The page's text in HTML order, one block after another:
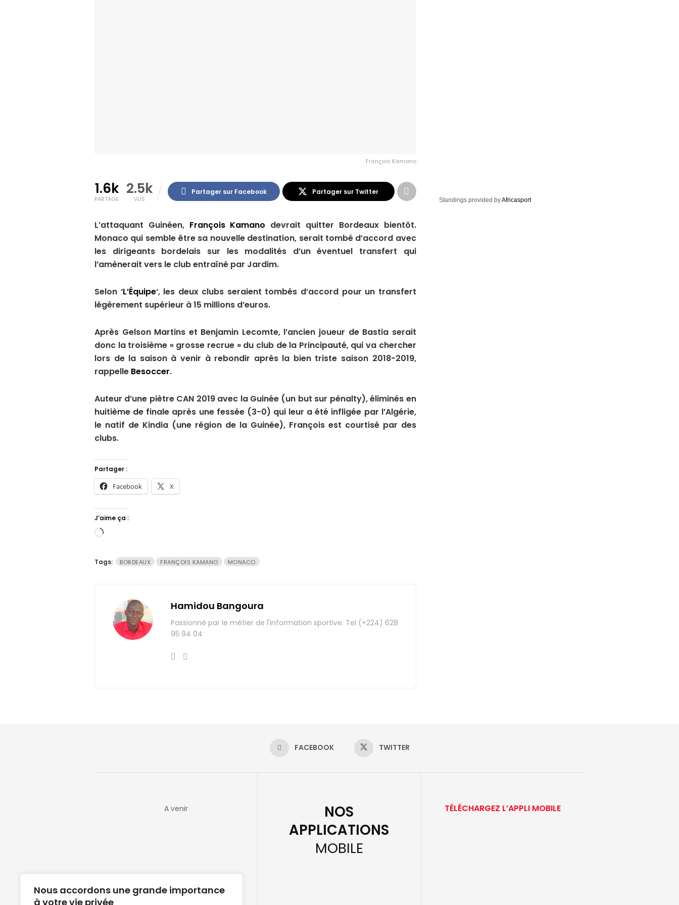
Nous accordons une grande importance
à votre vie privée
François Kamano
1.6k
PARTAGE
2.5k
VUS
Partager sur Facebook Partager sur Twitter
L’attaquant Guinéen, François Kamano devrait quitter Bordeaux bientôt.
Monaco qui semble être sa nouvelle destination, serait tombé d’accord avec
les dirigeants bordelais sur les modalités d’un éventuel transfert qui
l’amènerait vers le club entraîné par Jardim.
Selon ‘L’Équipe‘, les deux clubs seraient tombés d’accord pour un transfert
légèrement supérieur à 15 millions d’euros.
Après Gelson Martins et Benjamin Lecomte, l’ancien joueur de Bastia serait
donc la troisième « grosse recrue » du club de la Principauté, qui va chercher
lors de la saison à venir à rebondir après la bien triste saison 2018-2019,
rappelle Besoccer.
Auteur d’une piètre CAN 2019 avec la Guinée (un but sur pénalty), éliminés en
huitième de finale après une fessée (3-0) qui leur a été infligée par l’Algérie,
le natif de Kindia (une région de la Guinée), François est courtisé par des
clubs.
Partager :
Facebook X
J’aime ça :
Chargement…
Tags: BORDEAUX FRANÇOIS KAMANO MONACO
Hamidou Bangoura
Passionné par le métier de l'information sportive. Tel (+224) 628
95 94 04
Standings provided byAfricasport
FACEBOOK TWITTER
A venir
NOS
APPLICATIONS
MOBILE
TÉLÉCHARGEZ L’APPLI MOBILE